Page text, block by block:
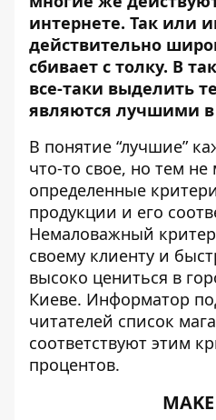
интернете. Так или
действительно
сбивает с толку. В
все-таки выделить
являются лучшими в
В понятие “лучшие”
что-то свое, но тем
определенные
продукции и его
Немаловажный
своему клиенту и
высоко цениться в
Киеве. Информатор
читателей список
соответствуют этим
процентов.